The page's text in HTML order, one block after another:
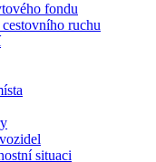
fondu
ruchu
situaci